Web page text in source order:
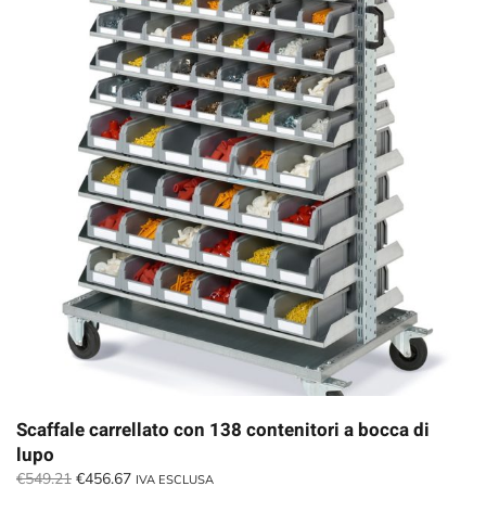
Scaffale carrellato con 138 contenitori a bocca di
lupo
€549.21 Il
€456.67IlIVA ESCLUSA